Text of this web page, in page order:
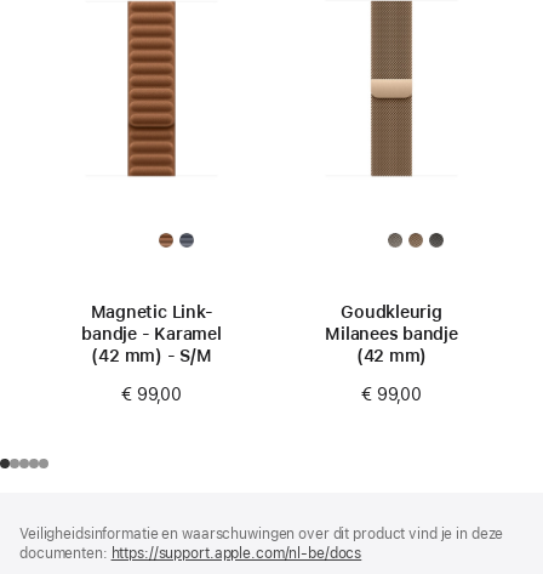
Magnetic Link-
bandje - Karamel
(42 mm) - S/M
€ 99,00
Goudkleurig
Milanees bandje
(42 mm)
€ 99,00
Veiligheidsinformatie en waarschuwingen over dit product vind je in deze
documenten: https://support.apple.com/nl-be/docs